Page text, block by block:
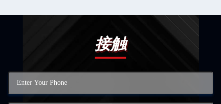
接触